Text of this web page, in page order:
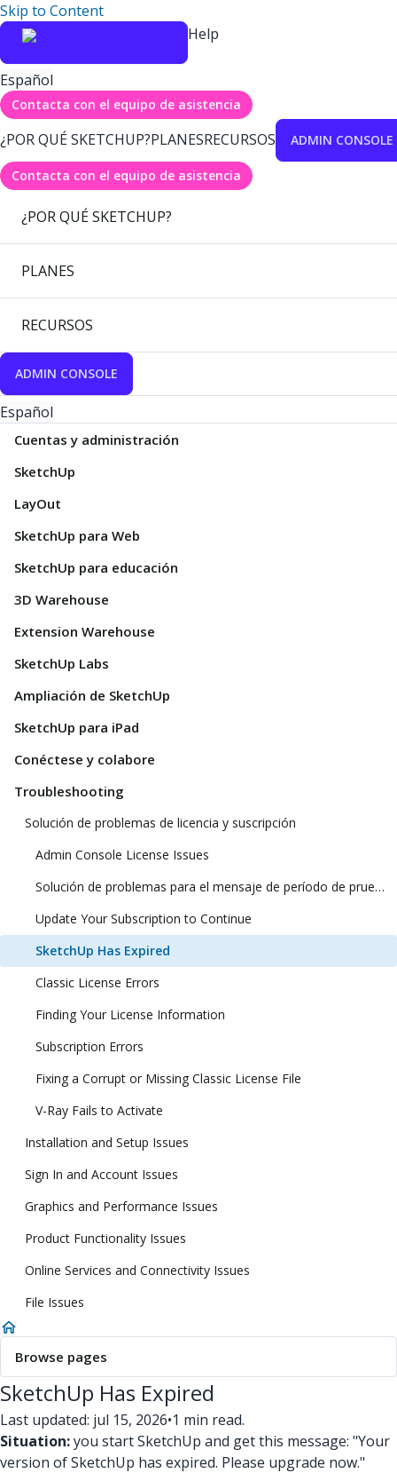
Skip to Content
Help
Español
Contacta con el equipo de asistencia
¿POR QUÉ SKETCHUP?PLANESRECURSOS ADMIN CONSOLE
Contacta con el equipo de asistencia
¿POR QUÉ SKETCHUP?
PLANES
RECURSOS
ADMIN CONSOLE
Español
Cuentas y administración
SketchUp
LayOut
SketchUp para Web
SketchUp para educación
3D Warehouse
Extension Warehouse
SketchUp Labs
Ampliación de SketchUp
SketchUp para iPad
Conéctese y colabore
Troubleshooting
Solución de problemas de licencia y suscripción
Admin Console License Issues
Solución de problemas para el mensaje de período de prueba una vez adquirido SketchUp
Update Your Subscription to Continue
SketchUp Has Expired
Classic License Errors
Finding Your License Information
Subscription Errors
Fixing a Corrupt or Missing Classic License File
V-Ray Fails to Activate
Installation and Setup Issues
Sign In and Account Issues
Graphics and Performance Issues
Product Functionality Issues
Online Services and Connectivity Issues
File Issues
Browse pages
SketchUp Has Expired
Last updated: jul 15, 2026•1 min read.
Situation:you start SketchUp and get this message: "Your
version of SketchUp has expired. Please upgrade now."